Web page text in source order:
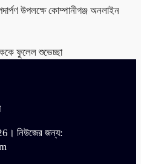
উপলক্ষে কোম্পানীগঞ্জ অনলাইন
ফুলেল শুভেচ্ছা
নিউজের জন্য: